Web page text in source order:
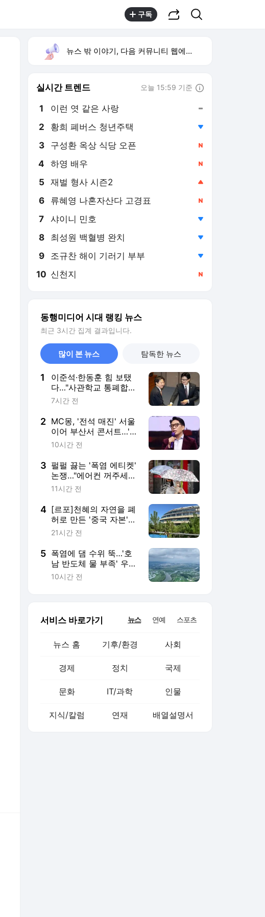
구독
뉴스 밖 이야기, 다음 커뮤니티 웹에서 보기
실시간 트렌드 오늘 15:59 기준
1 이런 엿 같은 사랑
2 황희 폐버스 청년주택
3 구성환 옥상 식당 오픈
4 하영 배우
5 재벌 형사 시즌2
6 류혜영 나혼자산다 고경표
7 샤이니 민호
8 최성원 백혈병 완치
9 조규찬 해이 기러기 부부
10 신천지
동행미디어 시대 랭킹 뉴스
최근 3시간 집계 결과입니다.
많이 본 뉴스 탐독한 뉴스
1
이준석·한동훈 힘 보탰
다…"사관학교 통폐합
우려" 국힘 38명과 규탄
7시간 전
2 MC몽, '전석 매진' 서울
이어 부산서 콘서트…'구
속' 차가원과 다른 행보
10시간 전
3 펄펄 끓는 '폭염 에티켓'
논쟁…"에어컨 꺼주세
요" 한마디에 불꽃 튄 식
11시간 전
4 [르포]천혜의 자연을 폐
허로 만든 '중국 자본'…
결국 혈세 투입
21시간 전
5 폭염에 댐 수위 뚝…'호
남 반도체 물 부족' 우려
재점화
10시간 전
서비스 바로가기 뉴스 연예 스포츠
뉴스 홈 기후/환경 사회
경제 정치 국제
문화 IT/과학 인물
지식/칼럼 연재 배열설명서